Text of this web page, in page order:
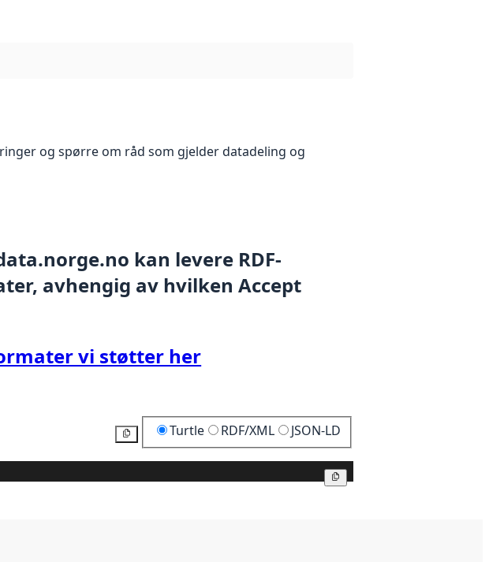
og spørre om råd som gjelder datadeling og
kan levere RDF-
avhengig av hvilken Accept
vi støtter her
Kopier Turtle RDF/XML JSON-LD